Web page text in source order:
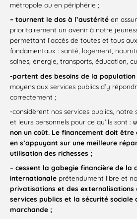
métropole ou en périphérie ;
– tournent le dos à l’austérité en
prioritairement un avenir à notre
permettant l’accès de toutes et tous
fondamentaux : santé, logement,
saines, énergie, transports, éducation,
-partent des besoins de la population
moyens aux services publics d’y
correctement ;
-considèrent nos services publics, notre
et leurs personnels pour ce qu’ils sont :
non un coût. Le financement doit
en s’appuyant sur une meilleure
utilisation des richesses ;
– cessent la gabegie financière de la
internationale prétendument libre et
privatisations et des externalisations
services publics et la sécurité sociale
marchande ;